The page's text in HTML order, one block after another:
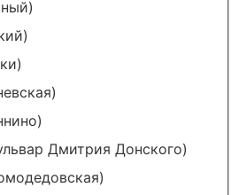
Дмитрия Донского)